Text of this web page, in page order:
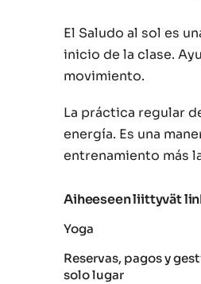
El Saludo al sol es
inicio de la clase.
movimiento.
La práctica regular
energía. Es una
entrenamiento más
Aiheeseen liittyvät
Yoga
Reservas, pagos y
solo lugar